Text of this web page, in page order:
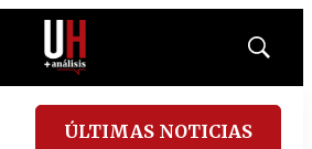
Mostrar
ÚLTIMAS NOTICIAS